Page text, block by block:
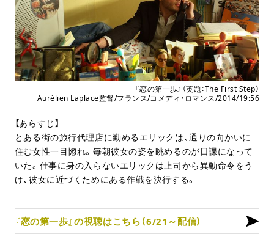
『恋の第一歩』（英題：The First Step）
Aurélien Laplace監督/フランス/コメディ・ロマンス/2014/19:56
【あらすじ】
とある街の旅行代理店に勤めるエリックは、通りの向かいに
住む女性一目惚れ。毎朝彼女の姿を眺めるのが日課になって
いた。仕事に身の入らないエリックは上司から異動命令をう
け、彼女に近づくためにある作戦を決行する。
『恋の第一歩』の視聴はこちら（6/21～配信）